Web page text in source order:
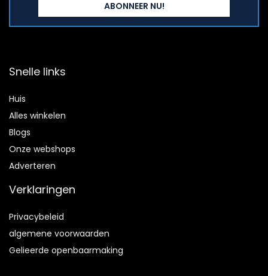
Snelle links
Huis
Alles winkelen
Blogs
Onze webshops
Adverteren
Verklaringen
Privacybeleid
algemene voorwaarden
Gelieerde openbaarmaking